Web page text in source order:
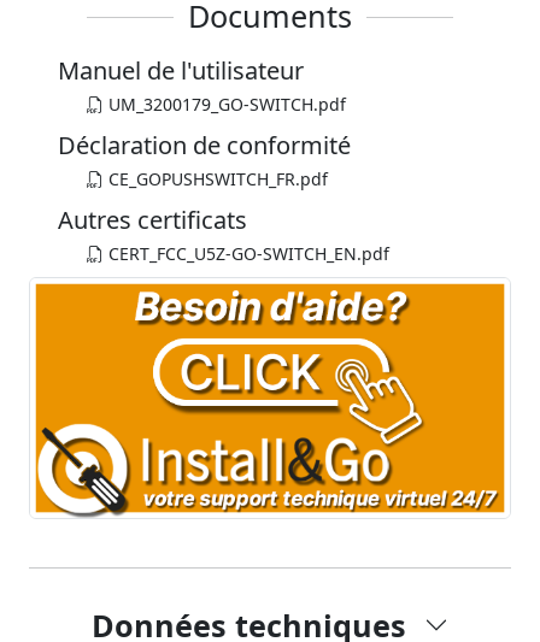
Documents
Manuel de l'utilisateur
UM_3200179_GO-SWITCH.pdf
Déclaration de conformité
CE_GOPUSHSWITCH_FR.pdf
Autres certificats
CERT_FCC_U5Z-GO-SWITCH_EN.pdf
Données techniques